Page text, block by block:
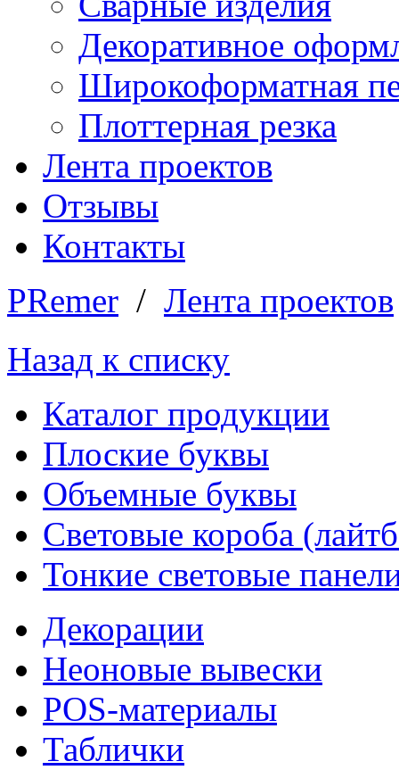
Декоративное
Широкоформатная
Плоттерная резка
Лента проектов
Отзывы
Контакты
PRemer / Лента проектов
Назад к списку
Каталог продукции
Плоские буквы
Объемные буквы
Световые короба
Тонкие световые
Декорации
Неоновые вывески
POS-материалы
Таблички